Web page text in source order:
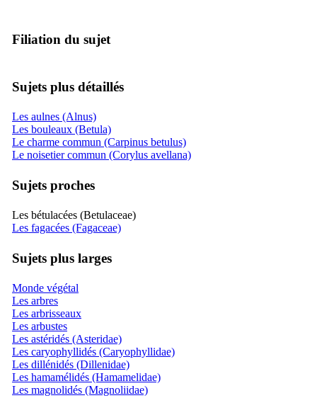
Filiation du sujet
Sujets plus détaillés
Les aulnes (Alnus)
Les bouleaux (Betula)
Le charme commun (Carpinus betulus)
Le noisetier commun (Corylus avellana)
Sujets proches
Les bétulacées (Betulaceae)
Les fagacées (Fagaceae)
Sujets plus larges
Monde végétal
Les arbres
Les arbrisseaux
Les arbustes
Les astéridés (Asteridae)
Les caryophyllidés (Caryophyllidae)
Les dillénidés (Dillenidae)
Les hamamélidés (Hamamelidae)
Les magnolidés (Magnoliidae)